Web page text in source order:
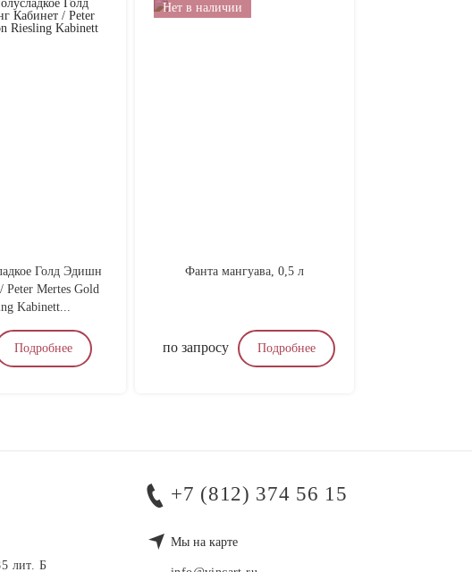
Голд Эдишн
Peter Mertes Gold
Kabinett...
Подробнее
Нет в наличии
Фанта мангуава, 0,5 л
по запросу Подробнее
лит. Б
+7 (812) 374 56 15
Мы на карте